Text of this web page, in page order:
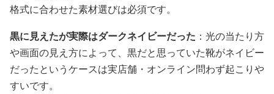
格式に合わせた素材選びは必須です。
黒に見えたが実際はダークネイビーだった ：光の当たり方
や画面の見え方によって、黒だと思っていた靴がネイビー
だったというケースは実店舗・オンライン問わず起こりや
すいです。